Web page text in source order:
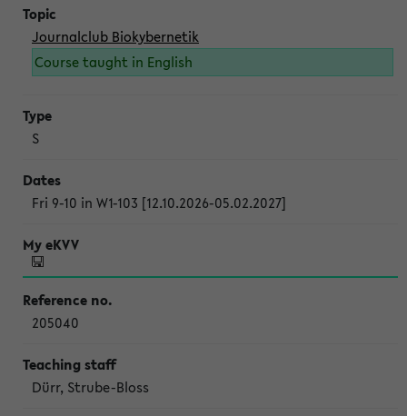
Journalclub Biokybernetik
Course taught in English
S
Fri 9-10 in W1-103 [12.10.2026-05.02.2027]
205040
Dürr, Strube-Bloss